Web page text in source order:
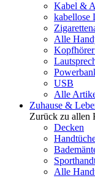
Kabel &
kabellose
Alle
USB
Alle
Zuhause &
Zurück zu allen
Decken
Alle